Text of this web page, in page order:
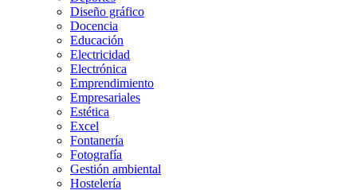
Diseño gráfico
Docencia
Educación
Electricidad
Electrónica
Emprendimiento
Empresariales
Estética
Excel
Fontanería
Fotografía
Gestión ambiental
Hostelería